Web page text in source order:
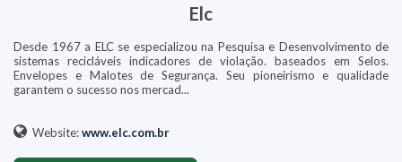
Elc
Desde 1967 a ELC se especializou na Pesquisa e Desenvolvimento de
sistemas recicláveis indicadores de violação. baseados em Selos.
Envelopes e Malotes de Segurança. Seu pioneirismo e qualidade
garantem o sucesso nos mercad...
Website:www.elc.com.br